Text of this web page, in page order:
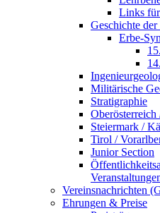
Links
Geschichte
Erbe-
Militärische
Stratigraphie
Oberösterreich
Steiermark /
Tirol /
Junior Section
Vereinsnachrichten
Ehrungen & Preise